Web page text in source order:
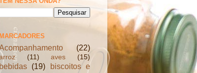
MARCADORES
(22)
(11) aves (15)
bebidas (19)
biscoitos e